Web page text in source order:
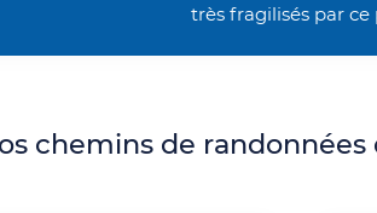
très fragilisés par
demandons donc
avant de retrouver
chemins de randonnées